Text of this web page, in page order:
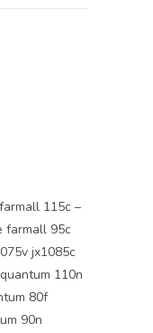
115c –
farmall 95c
jx1085c
110n
80f
90n